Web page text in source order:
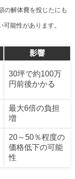
の解体費を投じたにも
能性があります。
影響
30坪で約100万
円前後かかる
最大6倍の負担
増
20～50％程度の
価格低下の可能
性